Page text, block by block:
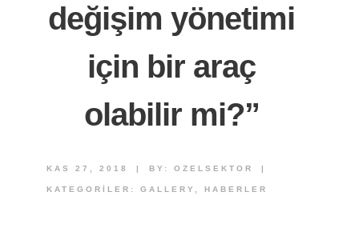
değişim yönetimi
için bir araç
olabilir mi?”
KAS 27, 2018 | BY: OZELSEKTOR |
KATEGORILER: GALLERY HABERLER